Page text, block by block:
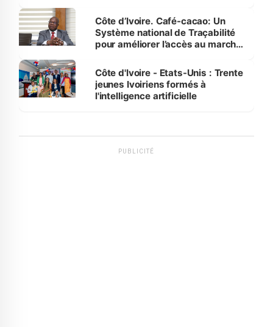
Côte d’Ivoire. Café-cacao: Un
Système national de Traçabilité
pour améliorer l’accès au marché
Côte d'Ivoire - Etats-Unis : Trente
jeunes Ivoiriens formés à
l'intelligence artificielle
PUBLICITÉ